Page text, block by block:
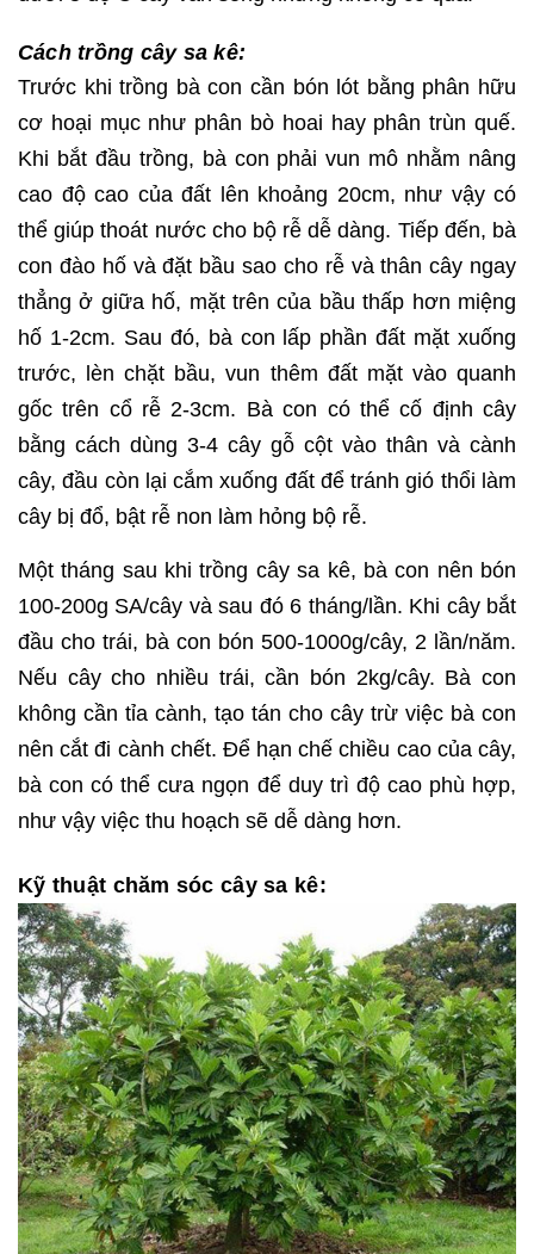
Cách trồng cây sa kê:
Trước khi trồng bà con cần bón lót bằng phân hữu
cơ hoại mục như phân bò hoai hay phân trùn quế.
Khi bắt đầu trồng, bà con phải vun mô nhằm nâng
cao độ cao của đất lên khoảng 20cm, như vậy có
thể giúp thoát nước cho bộ rễ dễ dàng. Tiếp đến, bà
con đào hố và đặt bầu sao cho rễ và thân cây ngay
thẳng ở giữa hố, mặt trên của bầu thấp hơn miệng
hố 1-2cm. Sau đó, bà con lấp phần đất mặt xuống
trước, lèn chặt bầu, vun thêm đất mặt vào quanh
gốc trên cổ rễ 2-3cm. Bà con có thể cố định cây
bằng cách dùng 3-4 cây gỗ cột vào thân và cành
cây, đầu còn lại cắm xuống đất để tránh gió thổi làm
cây bị đổ, bật rễ non làm hỏng bộ rễ.
Một tháng sau khi trồng cây sa kê, bà con nên bón
100-200g SA/cây và sau đó 6 tháng/lần. Khi cây bắt
đầu cho trái, bà con bón 500-1000g/cây, 2 lần/năm.
Nếu cây cho nhiều trái, cần bón 2kg/cây. Bà con
không cần tỉa cành, tạo tán cho cây trừ việc bà con
nên cắt đi cành chết. Để hạn chế chiều cao của cây,
bà con có thể cưa ngọn để duy trì độ cao phù hợp,
như vậy việc thu hoạch sẽ dễ dàng hơn.
Kỹ thuật chăm sóc cây sa kê: